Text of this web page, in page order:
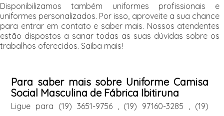
Disponibilizamos também uniformes profissionais e
uniformes personalizados. Por isso, aproveite a sua chance
para entrar em contato e saber mais. Nossos atendentes
estão dispostos a sanar todas as suas dúvidas sobre os
trabalhos oferecidos. Saiba mais!
Para saber mais sobre Uniforme Camisa
Social Masculina de Fábrica Ibitiruna
Ligue para (19) 3651-9756 (19) 97160-3285
(19)